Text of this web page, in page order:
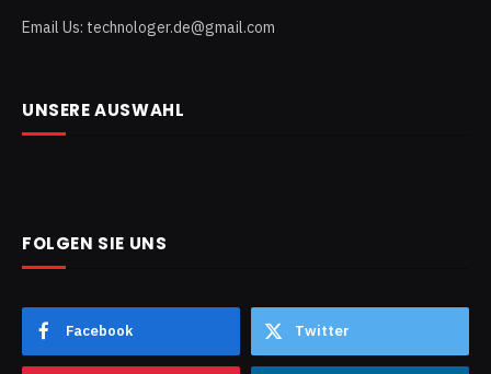
Email Us: technologer.de@gmail.com
UNSERE AUSWAHL
FOLGEN SIE UNS
Facebook Twitter